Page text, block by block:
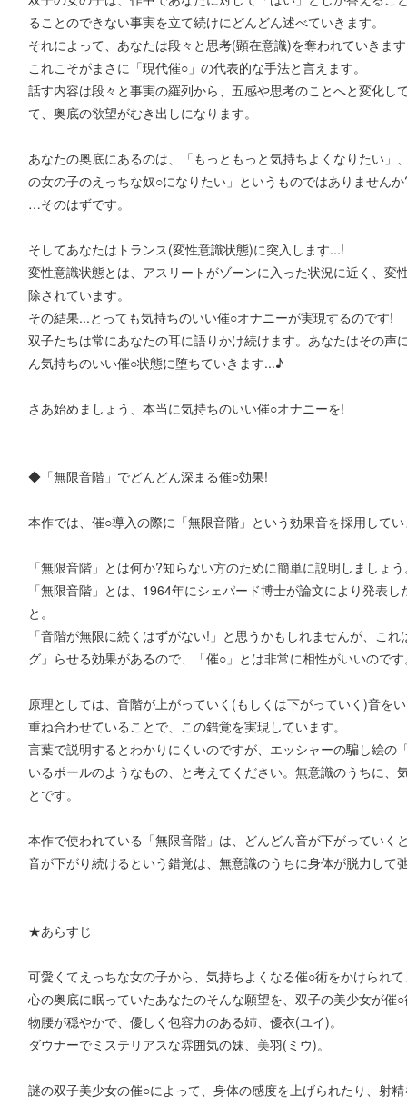
ることのできない事実を立て続けにどんどん述べていきます。
それによって、あなたは段々と思考(顕在意識)を奪われていきま
これこそがまさに「現代催○」の代表的な手法と言えます。
話す内容は段々と事実の羅列から、五感や思考のことへと変化し
て、奥底の欲望がむき出しになります。
あなたの奥底にあるのは、「もっともっと気持ちよくなりたい
の女の子のえっちな奴○になりたい」というものではありません
…そのはずです。
そしてあなたはトランス(変性意識状態)に突入します...!
変性意識状態とは、アスリートがゾーンに入った状況に近く、変
除されています。
その結果...とっても気持ちのいい催○オナニーが実現するのです!
双子たちは常にあなたの耳に語りかけ続けます。あなたはその声
ん気持ちのいい催○状態に堕ちていきます...♪
さあ始めましょう、本当に気持ちのいい催○オナニーを!
◆「無限音階」でどんどん深まる催○効果!
本作では、催○導入の際に「無限音階」という効果音を採用して
「無限音階」とは何か?知らない方のために簡単に説明しましょ
「無限音階」とは、1964年にシェパード博士が論文により発表
と。
「音階が無限に続くはずがない!」と思うかもしれませんが、こ
グ」らせる効果があるので、「催○」とは非常に相性がいいので
原理としては、音階が上がっていく(もしくは下がっていく)音を
重ね合わせていることで、この錯覚を実現しています。
言葉で説明するとわかりにくいのですが、エッシャーの騙し絵の
いるポールのようなもの、と考えてください。無意識のうちに
とです。
本作で使われている「無限音階」は、どんどん音が下がっていく
音が下がり続けるという錯覚は、無意識のうちに身体が脱力して
★あらすじ
可愛くてえっちな女の子から、気持ちよくなる催○術をかけられ
心の奥底に眠っていたあなたのそんな願望を、双子の美少女が催
物腰が穏やかで、優しく包容力のある姉、優衣(ユイ)。
ダウナーでミステリアスな雰囲気の妹、美羽(ミウ)。
謎の双子美少女の催○によって、身体の感度を上げられたり、射